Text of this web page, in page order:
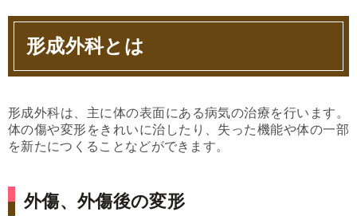
形成外科とは
形成外科は、主に体の表面にある病気の治療を行います。
体の傷や変形をきれいに治したり、失った機能や体の一部
を新たにつくることなどができます。
外傷、外傷後の変形